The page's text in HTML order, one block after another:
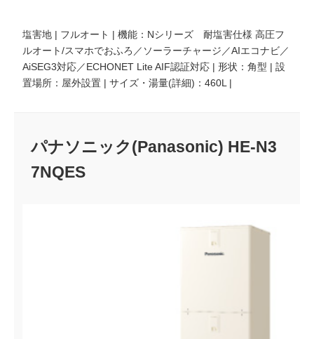
塩害地 | フルオート | 機能：Nシリーズ 耐塩害仕様 高圧フ
ルオート/スマホでおふろ／ソーラーチャージ／AIエコナビ／
AiSEG3対応／ECHONET Lite AIF認証対応 | 形状：角型 | 設
置場所：屋外設置 | サイズ・湯量(詳細)：460L |
パナソニック(Panasonic) HE-N3
7NQES